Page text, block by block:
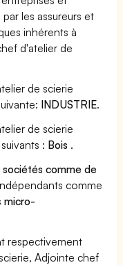
les assureurs et
inhérents à
d'atelier de
de scierie
INDUSTRIE.
de scierie
: Bois .
sociétés comme de
comme
micro-
respectivement
Adjointe chef